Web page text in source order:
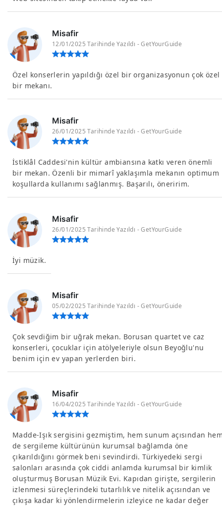
Misafir
12/01/2025 Tarihinde Yazıldı - GetYourGuide
Özel konserlerin yapıldığı özel bir organizasyonun çok özel
bir mekanı.
Misafir
26/01/2025 Tarihinde Yazıldı - GetYourGuide
İstiklâl Caddesi'nin kültür ambiansına katkı veren önemli
bir mekan. Özenli bir mimarî yaklaşımla mekanın optimum
koşullarda kullanımı sağlanmış. Başarılı, öneririm.
Misafir
26/01/2025 Tarihinde Yazıldı - GetYourGuide
İyi müzik.
Misafir
05/02/2025 Tarihinde Yazıldı - GetYourGuide
Çok sevdiğim bir uğrak mekan. Borusan quartet ve caz
konserleri, çocuklar için atölyeleriyle olsun Beyoğlu'nu
benim için ev yapan yerlerden biri.
Misafir
16/04/2025 Tarihinde Yazıldı - GetYourGuide
Madde-Işık sergisini gezmiştim, hem sunum açısından
de sergileme kültürünün kurumsal bağlamda öne
çıkarıldığını görmek beni sevindirdi. Türkiyedeki sergi
salonları arasında çok ciddi anlamda kurumsal bir kimlik
oluşturmuş Borusan Müzik Evi. Kapıdan girişte, sergilerin
izlenmesi süreçlerindeki tutarlılık ve nitelik açısından ve
çıkışa kadar ki yönlendirmelerin izleyice ne kadar değer